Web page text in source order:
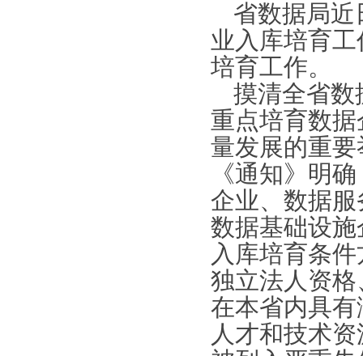
省数据局近
业入库培育
培育工作。
摸清全省数
重点培育数
量发展的重
《通知》明
企业、数据
数据基础设施
入库培育条
独立法人资
在本省内具
人才和技术